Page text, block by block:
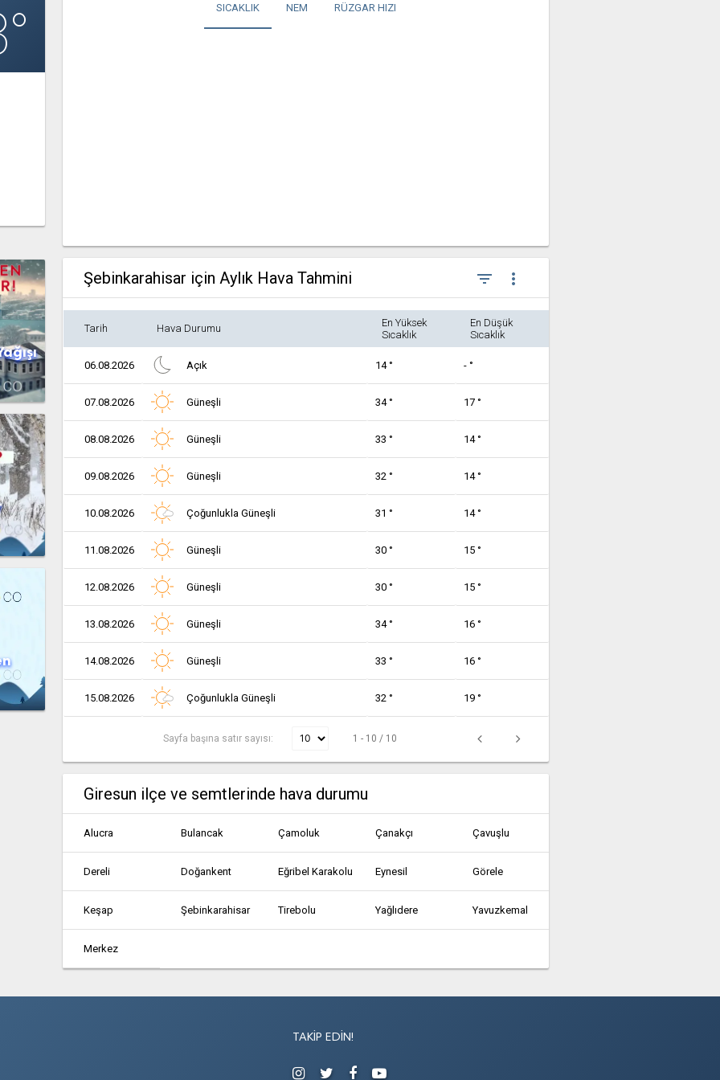
SICAKLIK NEM RÜZGAR HIZI
Şebinkarahisar için Aylık Hava Tahmini filter_list more_vert
Tarih Hava Durumu
En Yüksek
Sıcaklık
En Düşük
Sıcaklık
06.08.2026 Açık 14 ° - °
07.08.2026 Güneşli 34 ° 17 °
08.08.2026 Güneşli 33 ° 14 °
09.08.2026 Güneşli 32 ° 14 °
10.08.2026 Çoğunlukla Güneşli 31 ° 14 °
11.08.2026 Güneşli 30 ° 15 °
12.08.2026 Güneşli 30 ° 15 °
13.08.2026 Güneşli 34 ° 16 °
14.08.2026 Güneşli 33 ° 16 °
15.08.2026 Çoğunlukla Güneşli 32 ° 19 °
Sayfa başına satır sayısı: 1 - 10 / 10
Giresun ilçe ve semtlerinde hava durumu
Alucra Bulancak Çamoluk Çanakçı Çavuşlu
Dereli Doğankent Eğribel Karakolu Eynesil Görele
Keşap Şebinkarahisar Tirebolu Yağlıdere Yavuzkemal
Merkez
TAKIP EDIN!